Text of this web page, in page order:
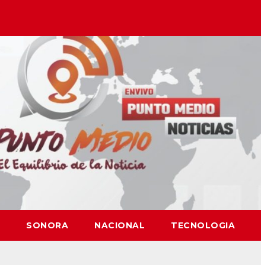
SONORA NACIONAL TECNOLOGIA